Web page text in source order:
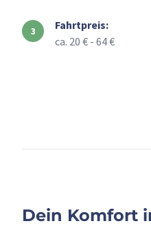
Fahrtpreis:
ca. 20 € - 64 €
Dein Komfort